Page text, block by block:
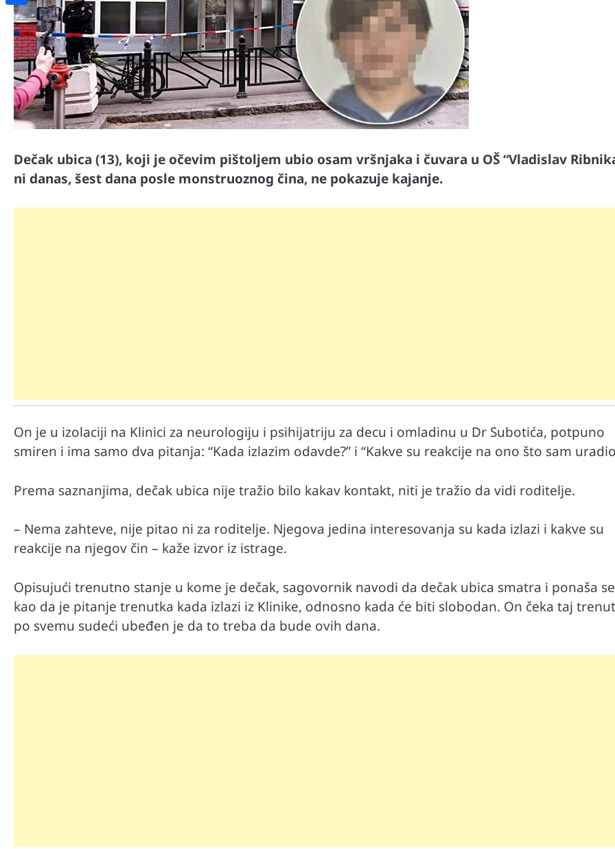
Dečak ubica (13), koji je očevim pištoljem ubio osam vršnjaka i čuvara u OŠ “Vladislav
ni danas, šest dana posle monstruoznog čina, ne pokazuje kajanje.
On je u izolaciji na Klinici za neurologiju i psihijatriju za decu i omladinu u Dr Subotića, potpuno
smiren i ima samo dva pitanja: “Kada izlazim odavde?” i “Kakve su reakcije na ono što sam
Prema saznanjima, dečak ubica nije tražio bilo kakav kontakt, niti je tražio da vidi roditelje.
– Nema zahteve, nije pitao ni za roditelje. Njegova jedina interesovanja su kada izlazi i kakve su
reakcije na njegov čin – kaže izvor iz istrage.
Opisujući trenutno stanje u kome je dečak, sagovornik navodi da dečak ubica smatra i ponaša se
kao da je pitanje trenutka kada izlazi iz Klinike, odnosno kada će biti slobodan. On čeka taj
po svemu sudeći ubeđen je da to treba da bude ovih dana.
Međunarodni dan voća – Jedite prirodne
poslastice, ali umereno!
Međunarodni dan voća – Jedite prirodne
poslastice, ali umereno!
Share